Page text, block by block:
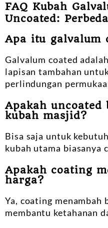
FAQ Kubah
Uncoated:
Apa itu galvalum
Galvalum coated
lapisan tambahan
perlindungan
Apakah
kubah masjid?
Bisa saja untuk
kubah utama biasanya
Apakah coating
harga?
Ya, coating menambah
membantu ketahanan